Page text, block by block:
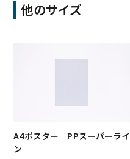
他のサイズ
A4ポスター PPスーパーライ
ン